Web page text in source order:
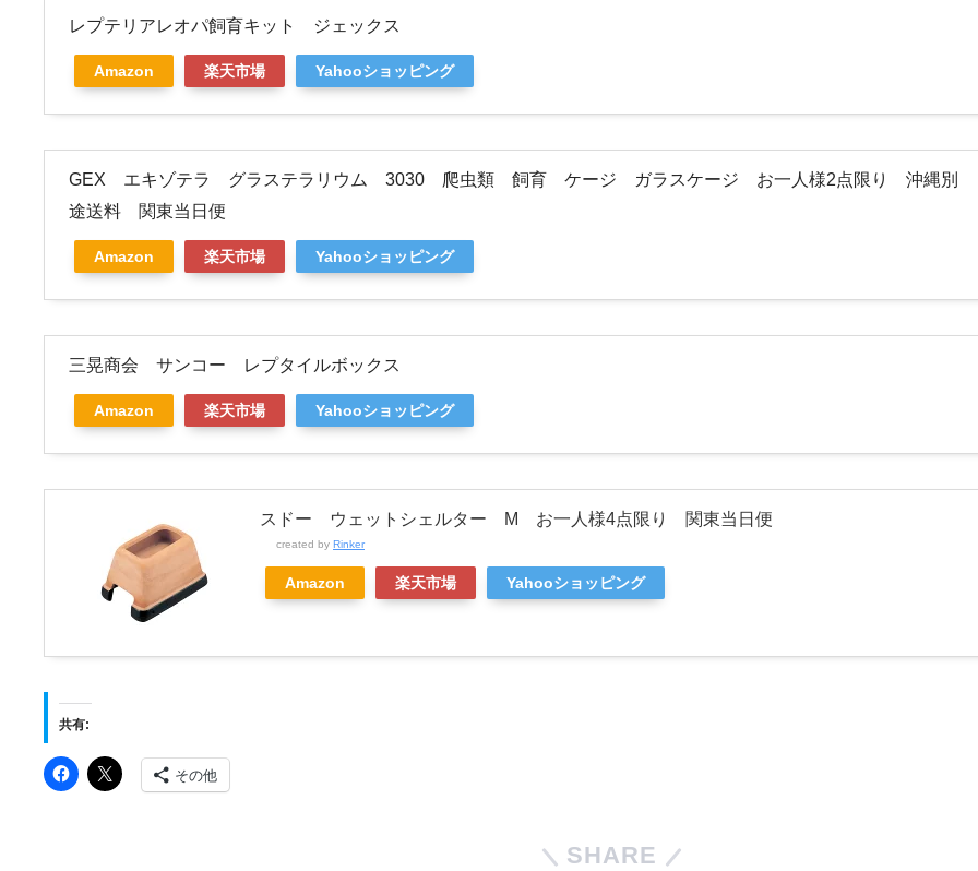
レプテリアレオパ飼育キット ジェックス
Amazon 楽天市場 Yahooショッピング
GEX エキゾテラ グラステラリウム 3030 爬虫類 飼育 ケージ ガラスケージ お一人様2点限り 沖縄別
途送料 関東当日便
Amazon 楽天市場 Yahooショッピング
三晃商会 サンコー レプタイルボックス
Amazon 楽天市場 Yahooショッピング
スドー ウェットシェルター M お一人様4点限り 関東当日便
created by Rinker
Amazon 楽天市場 Yahooショッピング
共有:
その他
SHARE